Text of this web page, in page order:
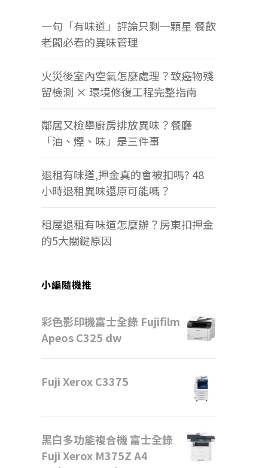
一句「有味道」評論只剩一顆星 餐飲
老闆必看的異味管理
火災後室內空氣怎麼處理？致癌物殘
留檢測 × 環境修復工程完整指南
鄰居又檢舉廚房排放異味？餐廳
「油、煙、味」是三件事
退租有味道,押金真的會被扣嗎? 48
小時退租異味還原可能嗎？
租屋退租有味道怎麼辦？房東扣押金
的5大關鍵原因
小編隨機推
彩色影印機富士全錄 Fujifilm
Apeos C325 dw
Fuji Xerox C3375
黑白多功能複合機 富士全錄
Fuji Xerox M375Z A4